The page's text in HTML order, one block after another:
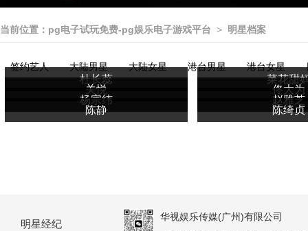
当前位置： pg电子试玩免费-pg娱乐电子游戏平台 > 明星档案
签约艺人 大陆男星 大陆女星 港台男星 港台女星
杜长蕊
菜花甜
关悦
佟大为
杨宗纬
赵雅芝
陈静
陈绮贞
明星经纪
华视娱乐传媒(广州)有限公司